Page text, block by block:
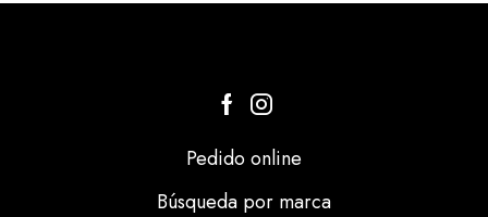
Pedido online
Búsqueda por marca